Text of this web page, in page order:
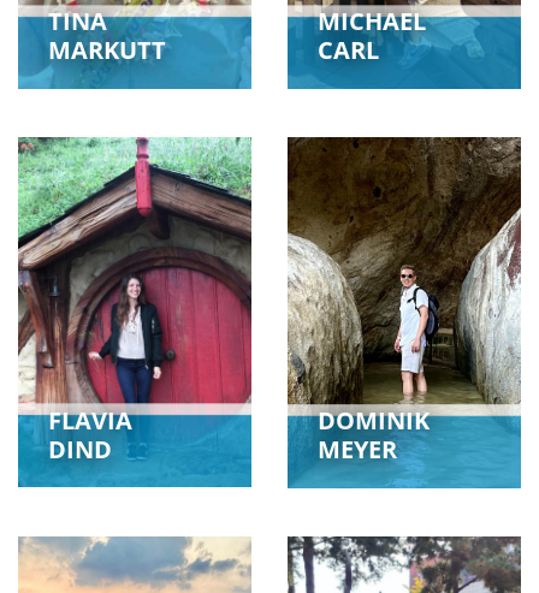
TINA
MARKUTT
MICHAEL
CARL
FLAVIA
DIND
DOMINIK
MEYER